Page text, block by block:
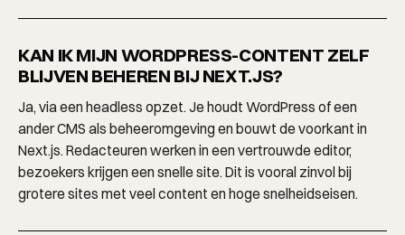
KAN IK MIJN WORDPRESS-CONTENT ZELF
BLIJVEN BEHEREN BIJ NEXT.JS?
Ja, via een headless opzet. Je houdt WordPress of een
ander CMS als beheeromgeving en bouwt de voorkant in
Next.js. Redacteuren werken in een vertrouwde editor,
bezoekers krijgen een snelle site. Dit is vooral zinvol bij
grotere sites met veel content en hoge snelheidseisen.